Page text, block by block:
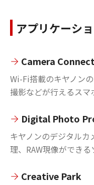
アプリケーシ
Camera Connect
Wi-Fi搭載のキヤノン
撮影などが行えるスマ
Digital Photo
キヤノンのデジタル
理、RAW現像ができる
Creative Park